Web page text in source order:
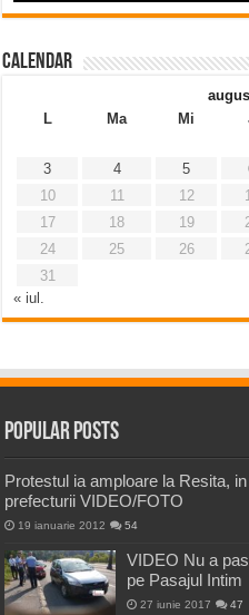
Calendar
L
Ma Mi
3
4 5
10
11 12
17
18 19
24
25 26
31
« iul.
Popular Posts
Protestul ia amploare la Resita,
prefecturii VIDEO/FOTO
19 ianuarie 2012 54
VIDEO Nu a
pe Pasajul Intim
27 iunie 2017 47